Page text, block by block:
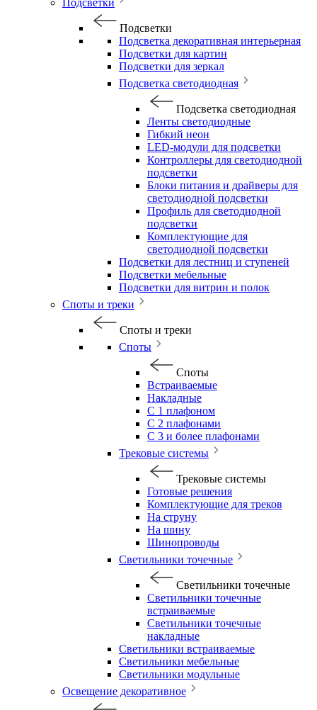
Подсветки
Подсветки
Подсветка декоративная интерьерная
Подсветки для картин
Подсветки для зеркал
Подсветка светодиодная
Подсветка светодиодная
Ленты светодиодные
Гибкий неон
LED-модули для подсветки
Контроллеры для светодиодной
подсветки
Блоки питания и драйверы для
светодиодной подсветки
Профиль для светодиодной
подсветки
Комплектующие для
светодиодной подсветки
Подсветки для лестниц и ступеней
Подсветки мебельные
Подсветки для витрин и полок
Споты и треки
Споты и треки
Споты
Споты
Встраиваемые
Накладные
С 1 плафоном
С 2 плафонами
С 3 и более плафонами
Трековые системы
Трековые системы
Готовые решения
Комплектующие для треков
На струну
На шину
Шинопроводы
Светильники точечные
Светильники точечные
Светильники точечные
встраиваемые
Светильники точечные
накладные
Светильники встраиваемые
Светильники мебельные
Светильники модульные
Освещение декоративное